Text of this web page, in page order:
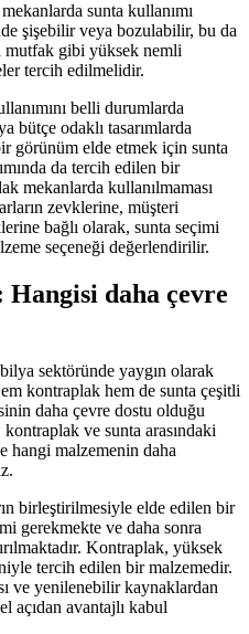
sunta kullanımı
şişebilir veya bozulabilir, bu da
mutfak gibi yüksek nemli
tercih edilmelidir.
belli durumlarda
bütçe odaklı tasarımlarda
görünüm elde etmek için sunta
da tercih edilen bir
mekanlarda kullanılmaması
zevklerine, müşteri
bağlı olarak, sunta seçimi
seçeneği değerlendirilir.
daha çevre
sektöründe yaygın olarak
kontraplak hem de sunta çeşitli
daha çevre dostu olduğu
ve sunta arasındaki
hangi malzemenin daha
birleştirilmesiyle elde edilen bir
gerekmekte ve daha sonra
Kontraplak, yüksek
tercih edilen bir malzemedir.
ve yenilenebilir kaynaklardan
açıdan avantajlı kabul